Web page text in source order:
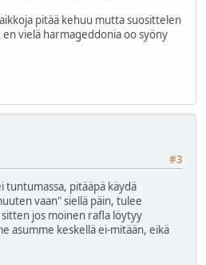
pitää kehuu mutta suosittelen
vielä harmageddonia oo syöny
#3
tuntumassa, pitääpä käydä
vaan" siellä päin, tulee
jos moinen rafla löytyy
asumme keskellä ei-mitään, eikä